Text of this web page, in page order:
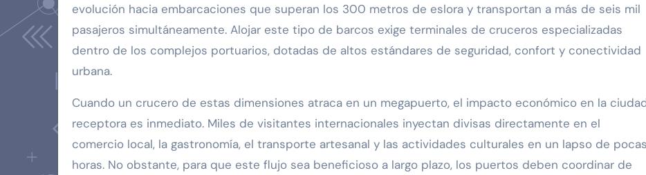
evolución hacia embarcaciones que superan los 300 metros de eslora y transportan a más de seis mil
pasajeros simultáneamente. Alojar este tipo de barcos exige terminales de cruceros especializadas
dentro de los complejos portuarios, dotadas de altos estándares de seguridad, confort y conectividad
urbana.
Cuando un crucero de estas dimensiones atraca en un megapuerto, el impacto económico en la
receptora es inmediato. Miles de visitantes internacionales inyectan divisas directamente en el
comercio local, la gastronomía, el transporte artesanal y las actividades culturales en un lapso de pocas
horas. No obstante, para que este flujo sea beneficioso a largo plazo, los puertos deben coordinar de